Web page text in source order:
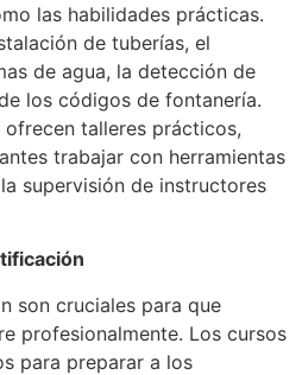
las habilidades prácticas.
de tuberías, el
de agua, la detección de
los códigos de fontanería.
talleres prácticos,
trabajar con herramientas
supervisión de instructores
son cruciales para que
profesionalmente. Los cursos
para preparar a los